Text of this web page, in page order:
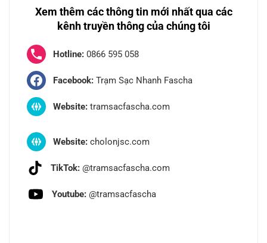
Xem thêm các thông tin mới nhất qua các
kênh truyền thông của chúng tôi
Hotline: 0866 595 058
Facebook: Trạm Sạc Nhanh Fascha
Website: tramsacfascha.com
Website: cholonjsc.com
TikTok: @tramsacfascha.com
Youtube: @tramsacfascha